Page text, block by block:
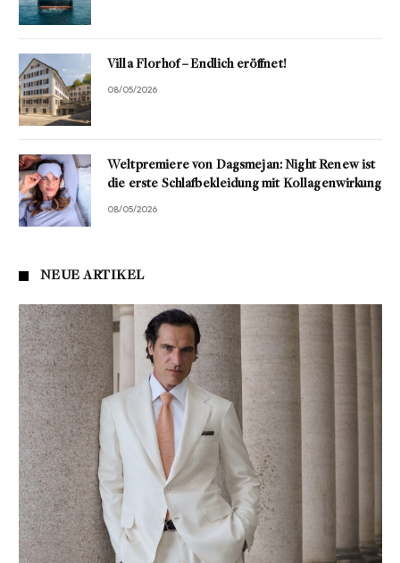
Villa Florhof – Endlich eröffnet!
08/05/2026
Weltpremiere von Dagsmejan: Night Renew ist
die erste Schlafbekleidung mit Kollagenwirkung
08/05/2026
NEUE ARTIKEL